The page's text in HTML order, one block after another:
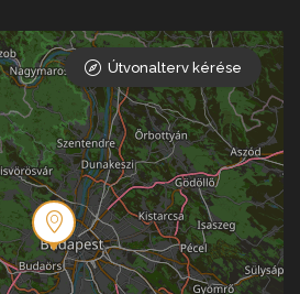
Útvonalterv kérése